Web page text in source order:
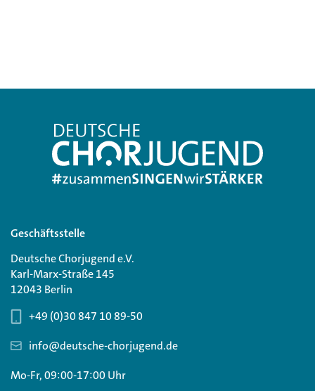
Geschäftsstelle
Deutsche Chorjugend e.V.
Karl-Marx-Straße 145
12043 Berlin
+49 (0)30 847 10 89-50
info@deutsche-chorjugend.de
Mo-Fr, 09:00-17:00 Uhr